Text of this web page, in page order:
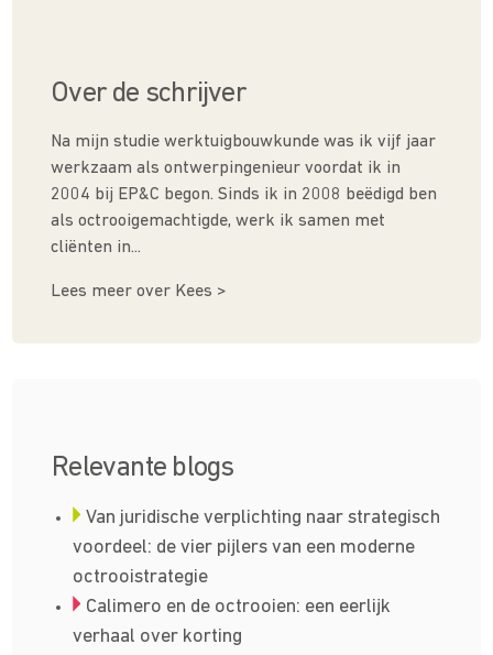
Over de schrijver
Na mijn studie werktuigbouwkunde was ik vijf jaar
werkzaam als ontwerpingenieur voordat ik in
2004 bij EP&C begon. Sinds ik in 2008 beëdigd ben
als octrooigemachtigde, werk ik samen met
cliënten in...
Lees meer over Kees >
Relevante blogs
Van juridische verplichting naar strategisch
voordeel: de vier pijlers van een moderne
octrooistrategie
Calimero en de octrooien: een eerlijk
verhaal over korting